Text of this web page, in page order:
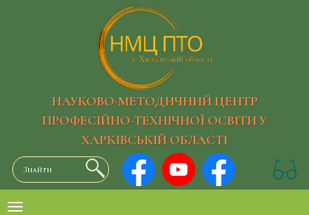
НАУКОВО-МЕТОДИЧНИЙ ЦЕНТР
ПРОФЕСІЙНО-ТЕХНІЧНОЇ ОСВІТИ У
ХАРКІВСЬКІЙ ОБЛАСТІ